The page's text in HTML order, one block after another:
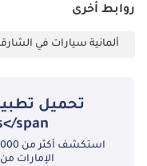
روابط أخرى
ألمانية سيارات في
span>
الإمارات من أكثر من